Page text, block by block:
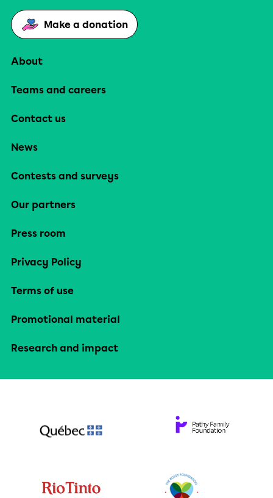
Make a donation
About
Teams and careers
Contact us
News
Contests and surveys
Our partners
Press room
Privacy Policy
Terms of use
Promotional material
Research and impact